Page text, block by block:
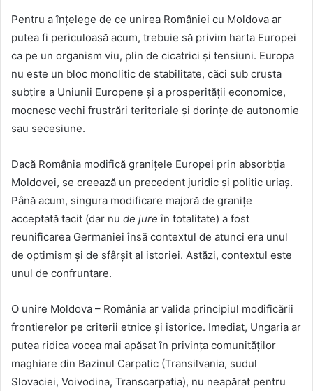
Pentru a înțelege de ce unirea României cu Moldova ar
putea fi periculoasă acum, trebuie să privim harta Europei
ca pe un organism viu, plin de cicatrici și tensiuni. Europa
nu este un bloc monolitic de stabilitate, căci sub crusta
subțire a Uniunii Europene și a prosperității economice,
mocnesc vechi frustrări teritoriale și dorințe de autonomie
sau secesiune.
Dacă România modifică granițele Europei prin absorbția
Moldovei, se creează un precedent juridic și politic uriaș.
Până acum, singura modificare majoră de granițe
acceptată tacit (dar nu de jure în totalitate) a fost
reunificarea Germaniei însă contextul de atunci era unul
de optimism și de sfârșit al istoriei. Astăzi, contextul este
unul de confruntare.
O unire Moldova – România ar valida principiul modificării
frontierelor pe criterii etnice și istorice. Imediat, Ungaria ar
putea ridica vocea mai apăsat în privința comunităților
maghiare din Bazinul Carpatic (Transilvania, sudul
Slovaciei, Voivodina, Transcarpatia), nu neapărat pentru